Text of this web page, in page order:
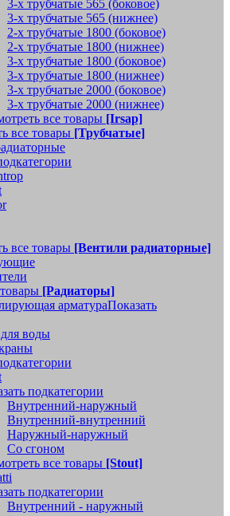
3-х трубчатые 565 (боковое)
3-х трубчатые 565 (нижнее)
2-х трубчатые 1800 (боковое)
2-х трубчатые 1800 (нижнее)
3-х трубчатые 1800 (боковое)
3-х трубчатые 1800 (нижнее)
3-х трубчатые 2000 (боковое)
3-х трубчатые 2000 (нижнее)
все товары [Irsap]
все товары [Трубчатые]
все товары [Вентили радиаторные]
[Радиаторы]
арматураПоказать
воды
подкатегории
Внутренний-наружный
Внутренний-внутренний
Наружный-наружный
Со сгоном
все товары [Stout]
подкатегории
Внутренний - наружный